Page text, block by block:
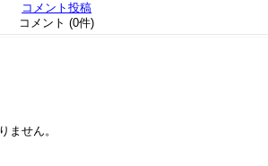
コメント投稿
コメント (0件)
ません。